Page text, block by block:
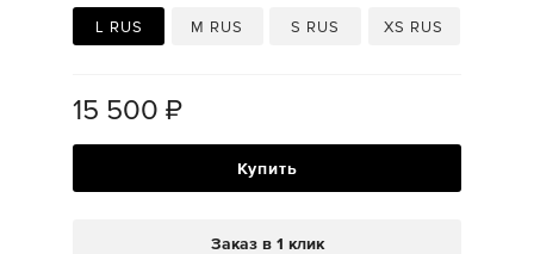
L RUS M RUS S RUS XS RUS
15 500 ₽
Купить
Заказ в 1 клик